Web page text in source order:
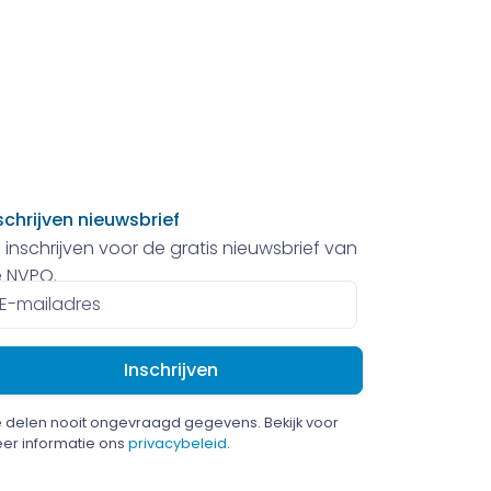
nieuwsbrief
inschrijven voor de gratis nieuwsbrief van
delen nooit ongevraagd gegevens. Bekijk voor
informatie ons privacybeleid.